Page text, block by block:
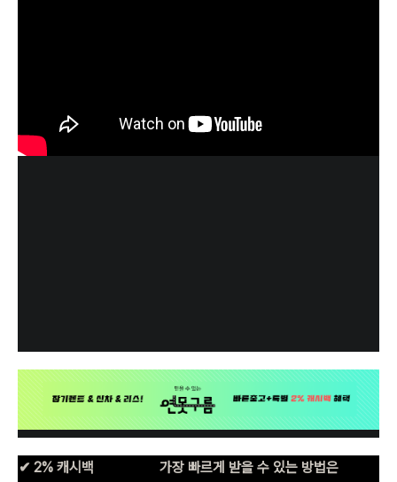
✔ 2% 캐시백 가장 빠르게 받을 수 있는 방법은